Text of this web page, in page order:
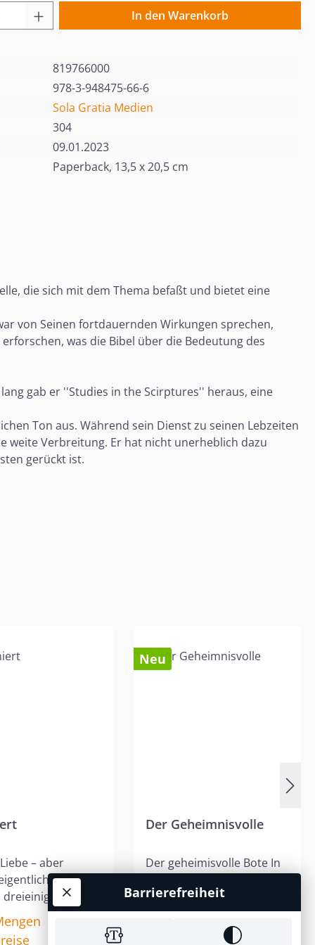
Anzahl: Gib den gewünschten Wert
In den Warenkorb
819766000
978-3-948475-66-6
Sola Gratia Medien
304
09.01.2023
Paperback, 13,5 x 20,5 cm
die sich mit dem Thema befaßt und bietet eine
von Seinen fortdauernden Wirkungen sprechen,
was die Bibel über die Bedeutung des
gab er ''Studies in the Scirptures'' heraus, eine
Ton aus. Während sein Dienst zu seinen Lebzeiten
weite Verbreitung. Er hat nicht unerheblich dazu
gerückt ist.
– aber
Weil
Gott
können wir
Wegen
Neu
Der Geheimnisvolle
Der geheimisvolle Bote In
eine faszinierende und
geheimnisvolle Gestalt:
der Engel des HERRN. Er
Barrierefreiheit